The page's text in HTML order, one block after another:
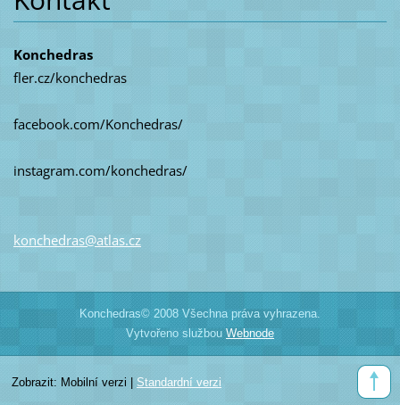
Konchedras
fler.cz/konchedras
facebook.com/Konchedras/
instagram.com/konchedras/
konchedras@atlas.cz
Konchedras© 2008 Všechna práva vyhrazena.
Vytvořeno službou Webnode
Zobrazit: Mobilní verzi Standardní verzi